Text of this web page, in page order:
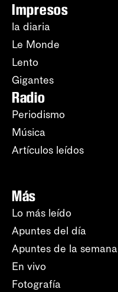
Impresos
la diaria
Le Monde
Lento
Gigantes
Radio
Periodismo
Música
Artículos leídos
Más
Lo más leído
Apuntes del día
Apuntes de la semana
En vivo
Fotografía